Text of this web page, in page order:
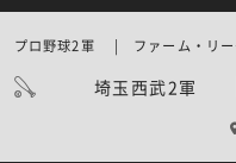
埼玉西武2軍